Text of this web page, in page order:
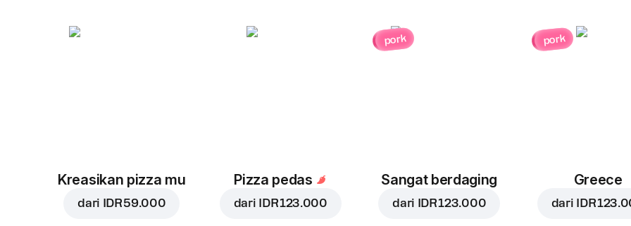
Kreasikan pizza mu
dari IDR 59.000
Pizza pedas
dari IDR 123.000
pork
Sangat berdaging
dari IDR 123.000
pork
Greece
dari IDR